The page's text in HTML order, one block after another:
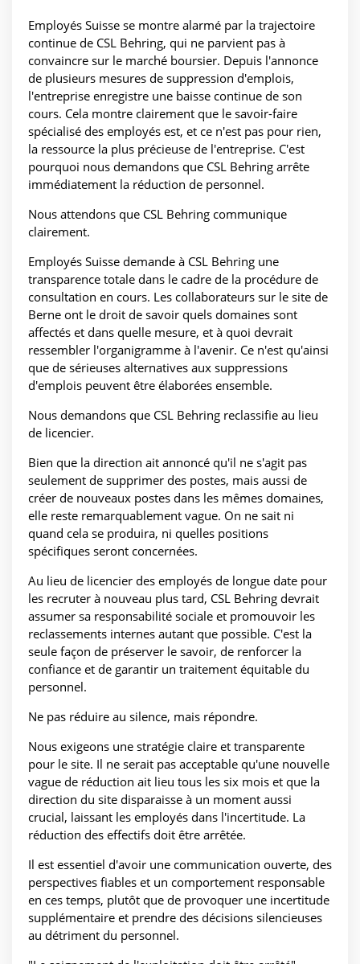
Employés Suisse se montre alarmé par la trajectoire
continue de CSL Behring, qui ne parvient pas à
convaincre sur le marché boursier. Depuis l'annonce
de plusieurs mesures de suppression d'emplois,
l'entreprise enregistre une baisse continue de son
cours. Cela montre clairement que le savoir-faire
spécialisé des employés est, et ce n'est pas pour rien,
la ressource la plus précieuse de l'entreprise. C'est
pourquoi nous demandons que CSL Behring arrête
immédiatement la réduction de personnel.
Nous attendons que CSL Behring communique
clairement.
Employés Suisse demande à CSL Behring une
transparence totale dans le cadre de la procédure de
consultation en cours. Les collaborateurs sur le site de
Berne ont le droit de savoir quels domaines sont
affectés et dans quelle mesure, et à quoi devrait
ressembler l'organigramme à l'avenir. Ce n'est qu'ainsi
que de sérieuses alternatives aux suppressions
d'emplois peuvent être élaborées ensemble.
Nous demandons que CSL Behring reclassifie au lieu
de licencier.
Bien que la direction ait annoncé qu'il ne s'agit pas
seulement de supprimer des postes, mais aussi de
créer de nouveaux postes dans les mêmes domaines,
elle reste remarquablement vague. On ne sait ni
quand cela se produira, ni quelles positions
spécifiques seront concernées.
Au lieu de licencier des employés de longue date pour
les recruter à nouveau plus tard, CSL Behring devrait
assumer sa responsabilité sociale et promouvoir les
reclassements internes autant que possible. C'est la
seule façon de préserver le savoir, de renforcer la
confiance et de garantir un traitement équitable du
personnel.
Ne pas réduire au silence, mais répondre.
Nous exigeons une stratégie claire et transparente
pour le site. Il ne serait pas acceptable qu'une nouvelle
vague de réduction ait lieu tous les six mois et que la
direction du site disparaisse à un moment aussi
crucial, laissant les employés dans l'incertitude. La
réduction des effectifs doit être arrêtée.
Il est essentiel d'avoir une communication ouverte, des
perspectives fiables et un comportement responsable
en ces temps, plutôt que de provoquer une incertitude
supplémentaire et prendre des décisions silencieuses
au détriment du personnel.